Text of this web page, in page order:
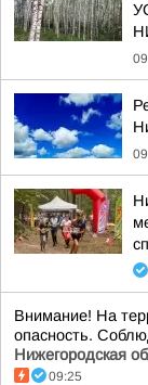
Внимание! На
опасность.
Нижегородская
09:25